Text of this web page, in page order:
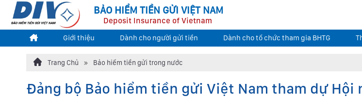
BẢO HIỂM TIỀN GỬI VIỆT NAM
Deposit Insurance of Vietnam
Giới thiệu Dành cho người gửi tiền Dành cho tổ chức tham gia BHTG
Trang Chủ Bảo hiểm tiền gửi trong nước
Đảng bộ Bảo hiểm tiền gửi Việt Nam tham dự Hội